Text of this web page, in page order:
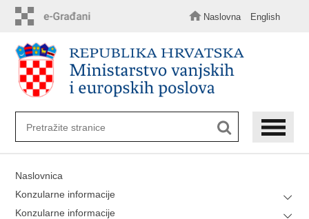
sadržaj
Naslovna English
Naslovnica
Konzularne informacije
Konzularne informacije